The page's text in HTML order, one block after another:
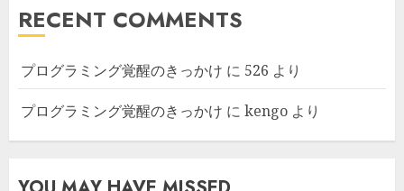
RECENT COMMENTS
プログラミング覚醒のきっかけ に 526 より
プログラミング覚醒のきっかけ に kengo より